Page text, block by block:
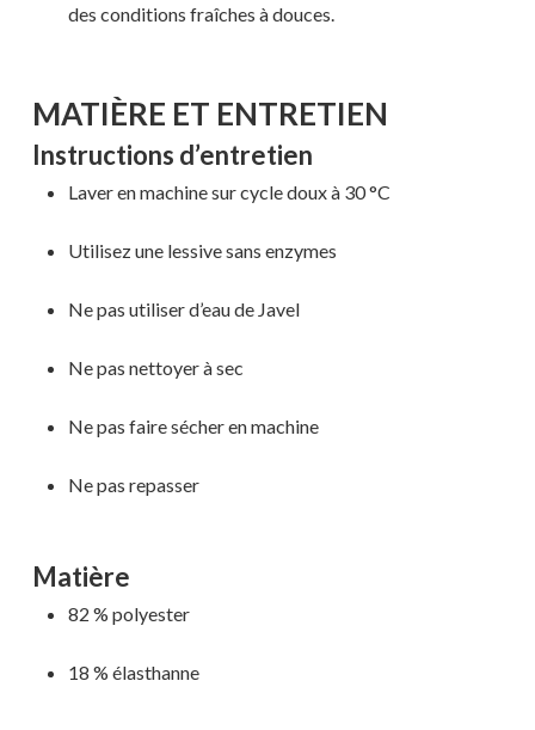
Votre panier est vide.
des conditions fraîches à douces.
MATIÈRE ET ENTRETIEN
Instructions d’entretien
Laver en machine sur cycle doux à 30 °C
Utilisez une lessive sans enzymes
Ne pas utiliser d’eau de Javel
Ne pas nettoyer à sec
Ne pas faire sécher en machine
Ne pas repasser
Matière
82 % polyester
18 % élasthanne